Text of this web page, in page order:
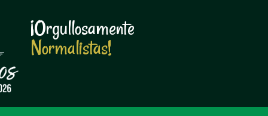
¡Orgullosamente
Normalistas!